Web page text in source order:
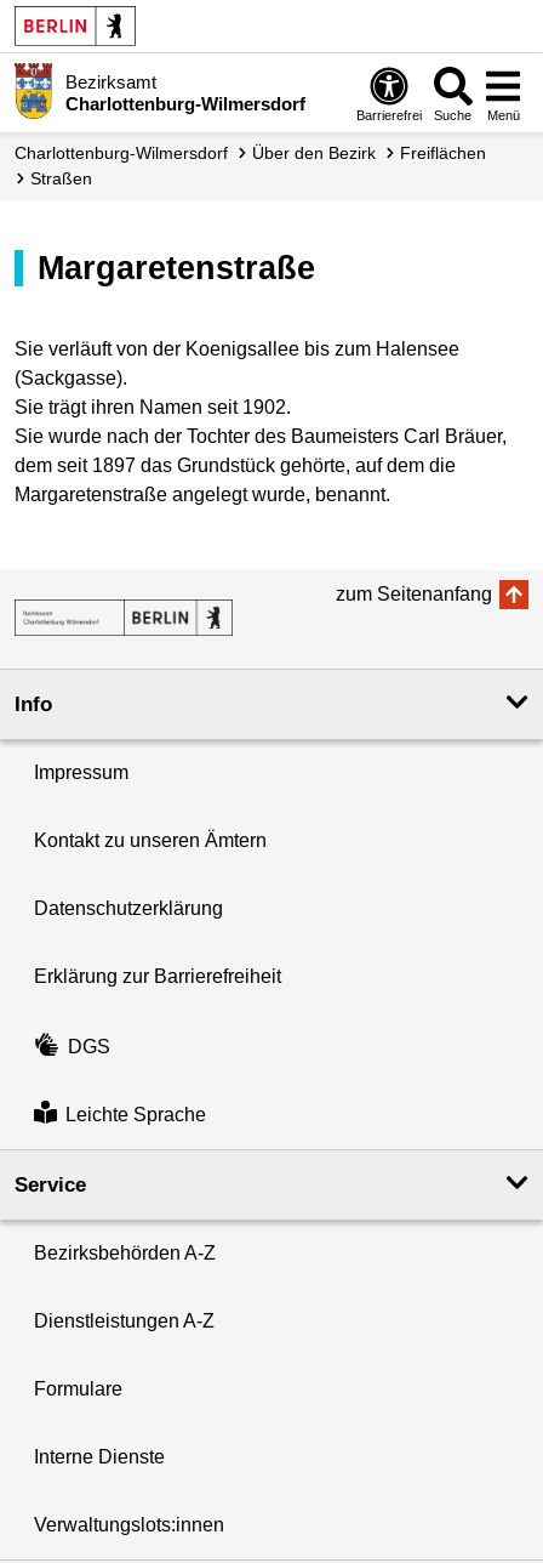
Bezirksamt
Charlottenburg-Wilmersdorf
Barrierefrei Suche Menü
Charlottenburg-Wilmersdorf Über den Bezirk
Freiflächen
Straßen
Margaretenstraße
Sie verläuft von der Koenigsallee bis zum Halensee
(Sackgasse).
Sie trägt ihren Namen seit 1902.
Sie wurde nach der Tochter des Baumeisters Carl Bräuer,
dem seit 1897 das Grundstück gehörte, auf dem die
Margaretenstraße angelegt wurde, benannt.
zum Seitenanfang
Info
Impressum
Kontakt zu unseren Ämtern
Datenschutzerklärung
Erklärung zur Barrierefreiheit
DGS
Leichte Sprache
Service
Bezirksbehörden A-Z
Dienstleistungen A-Z
Formulare
Interne Dienste
Verwaltungslots:innen